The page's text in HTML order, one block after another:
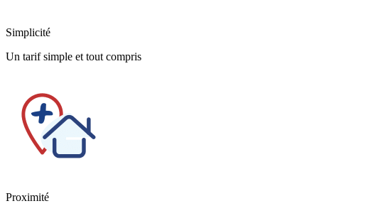
Simplicité
Un tarif simple et tout compris
Proximité